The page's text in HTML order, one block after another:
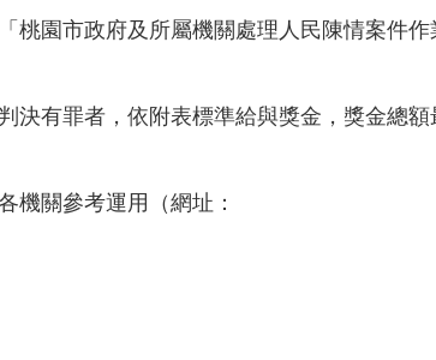
園市政府及所屬機關處理人民陳情案件作
有罪者，依附表標準給與獎金，獎金總額
機關參考運用（網址：